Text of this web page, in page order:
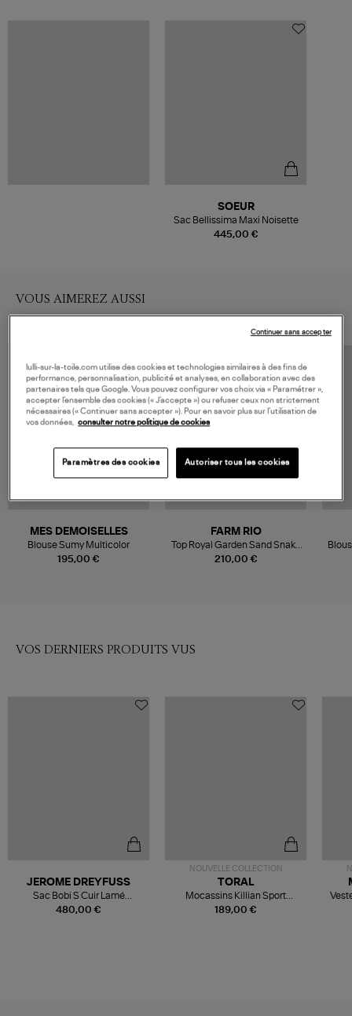
445,00 €
SOEUR
Sac Bellissima Maxi Noisette
VOUS AIMEREZ AUSSI
195,00 €
MES DEMOISELLES
Blouse Sumy Multicolor
210,00 €
FARM RIO
Top Royal Garden Sand Snake
Scarves Black
VOS DERNIERS PRODUITS VUS
480,00 €
JEROME DREYFUSS
Sac Bobi S Cuir Lamé
Champagne
NOUVELLE COLLECTION
189,00 €
TORAL
Mocassins Killian Sport
Mousse
lulli-sur-la-toile.com utilise des cookies et technologies similaires à des fins de
performance, personnalisation, publicité et analyses, en collaboration avec des
partenaires tels que Google. Vous pouvez configurer vos choix via « Paramétrer »,
accepter l’ensemble des cookies (« J’accepte ») ou refuser ceux non strictement
nécessaires (« Continuer sans accepter »). Pour en savoir plus sur l’utilisation de
vos données, consulter notre politique de cookies
Paramètres des cookies Autoriser tous les cookies
Continuer sans accepter